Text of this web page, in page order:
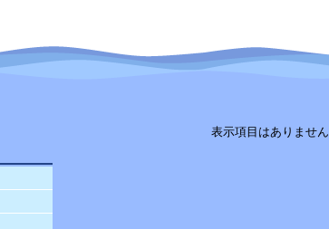
表示項目はありません